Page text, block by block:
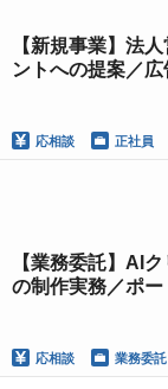
【新規事業】法
ントへの提案／
応相談 正社員
【業務委託】AI
の制作実務／ポ
応相談 業務委託